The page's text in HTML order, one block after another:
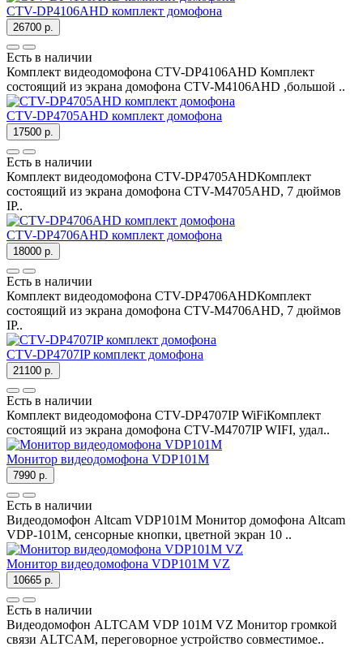
CTV-DP4106AHD комплект домофона
26700 р.
Есть в наличии
Комплект видеодомофона CTV-DP4106AHD Комплект
состоящий из экрана домофона CTV-M4106AHD ,большой ..
CTV-DP4705AHD комплект домофона
17500 р.
Есть в наличии
Комплект видеодомофона CTV-DP4705AHDКомплект
состоящий из экрана домофона CTV-M4705AHD, 7 дюймов
IP..
CTV-DP4706AHD комплект домофона
18000 р.
Есть в наличии
Комплект видеодомофона CTV-DP4706AHDКомплект
состоящий из экрана домофона CTV-M4706AHD, 7 дюймов
IP..
CTV-DP4707IP комплект домофона
21100 р.
Есть в наличии
Комплект видеодомофона CTV-DP4707IP WiFiКомплект
состоящий из экрана домофона CTV-M4707IP WIFI, удал..
Монитор видеодомофона VDP101M
7990 р.
Есть в наличии
Видеодомофон Altcam VDP101M Монитор домофона Altcam
VDP-101M, сенсорные кнопки, цветной экран 10 ..
Монитор видеодомофона VDP101M VZ
10665 р.
Есть в наличии
Видеодомофон ALTCAM VDP 101M VZ Монитор громкой
связи ALTCAM, переговорное устройство совместимое..